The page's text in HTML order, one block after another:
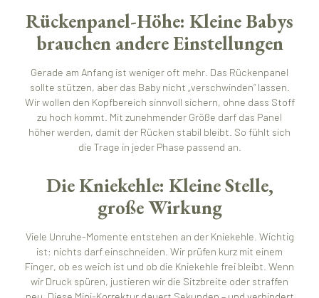
Rückenpanel-Höhe: Kleine Babys
brauchen andere Einstellungen
Gerade am Anfang ist weniger oft mehr. Das Rückenpanel
sollte stützen, aber das Baby nicht „verschwinden“ lassen.
Wir wollen den Kopfbereich sinnvoll sichern, ohne dass Stoff
zu hoch kommt. Mit zunehmender Größe darf das Panel
höher werden, damit der Rücken stabil bleibt. So fühlt sich
die Trage in jeder Phase passend an.
Die Kniekehle: Kleine Stelle,
große Wirkung
Viele Unruhe-Momente entstehen an der Kniekehle. Wichtig
ist: nichts darf einschneiden. Wir prüfen kurz mit einem
Finger, ob es weich ist und ob die Kniekehle frei bleibt. Wenn
wir Druck spüren, justieren wir die Sitzbreite oder straffen